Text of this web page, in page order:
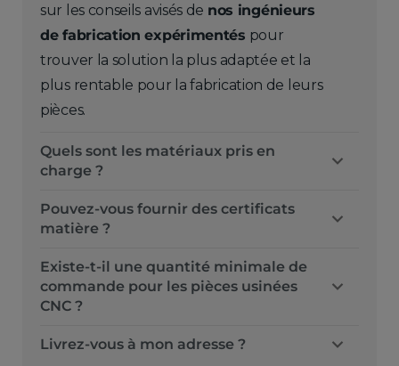
sur les conseils avisés de nos ingénieurs
de fabrication expérimentés pour
trouver la solution la plus adaptée et la
plus rentable pour la fabrication de leurs
pièces.
Quels sont les matériaux pris en
charge ?
Pouvez-vous fournir des certificats
matière ?
Existe-t-il une quantité minimale de
commande pour les pièces usinées
CNC ?
Livrez-vous à mon adresse ?